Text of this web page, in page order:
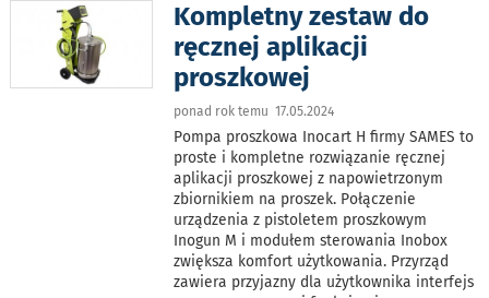
Kompletny zestaw do
ręcznej aplikacji
proszkowej
ponad rok temu 17.05.2024
Pompa proszkowa Inocart H firmy SAMES to
proste i kompletne rozwiązanie ręcznej
aplikacji proszkowej z napowietrzonym
zbiornikiem na proszek. Połączenie
urządzenia z pistoletem proszkowym
Inogun M i modułem sterowania Inobox
zwiększa komfort użytkowania. Przyrząd
zawiera przyjazny dla użytkownika interfejs